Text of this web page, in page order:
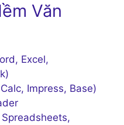
Văn
Excel,
Impress, Base)